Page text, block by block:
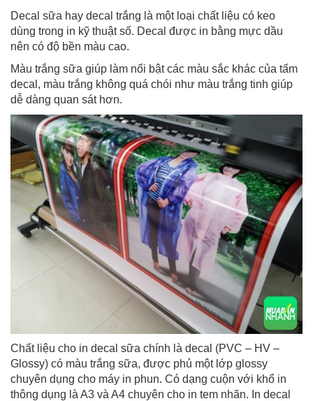
Decal sữa hay decal trắng là một loại chất liệu có keo
dùng trong in kỹ thuật số. Decal được in bằng mực dầu
nên có độ bền màu cao.
Màu trắng sữa giúp làm nổi bật các màu sắc khác của tấm
decal, màu trắng không quá chói như màu trắng tinh giúp
dễ dàng quan sát hơn.
Chất liệu cho in decal sữa chính là decal (PVC – HV –
Glossy) có màu trắng sữa, được phủ một lớp glossy
chuyên dụng cho máy in phun. Có dạng cuộn với khổ in
thông dụng là A3 và A4 chuyên cho in tem nhãn. In decal